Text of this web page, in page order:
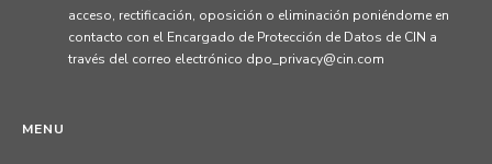
MENU
acceso, rectificación, oposición o eliminación poniéndome en
contacto con el Encargado de Protección de Datos de CIN a
través del correo electrónico dpo_privacy@cin.com